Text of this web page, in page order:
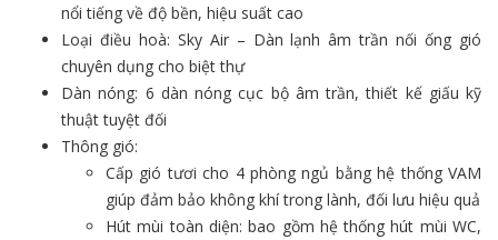
nổi tiếng về độ bền, hiệu suất cao
Loại điều hoà: Sky Air – Dàn lạnh âm trần nối ống gió
chuyên dụng cho biệt thự
Dàn nóng: 6 dàn nóng cục bộ âm trần, thiết kế giấu kỹ
thuật tuyệt đối
Thông gió:
Cấp gió tươi cho 4 phòng ngủ bằng hệ thống VAM
giúp đảm bảo không khí trong lành, đối lưu hiệu quả
Hút mùi toàn diện: bao gồm hệ thống hút mùi WC,